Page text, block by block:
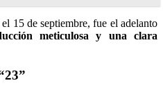
15 de septiembre, fue el adelanto
meticulosa y una clara